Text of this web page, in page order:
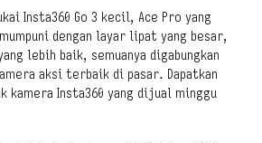
Insta360 Go 3 kecil, Ace Pro yang
dengan layar lipat yang besar,
lebih baik, semuanya digabungkan
aksi terbaik di pasar. Dapatkan
kamera Insta360 yang dijual minggu